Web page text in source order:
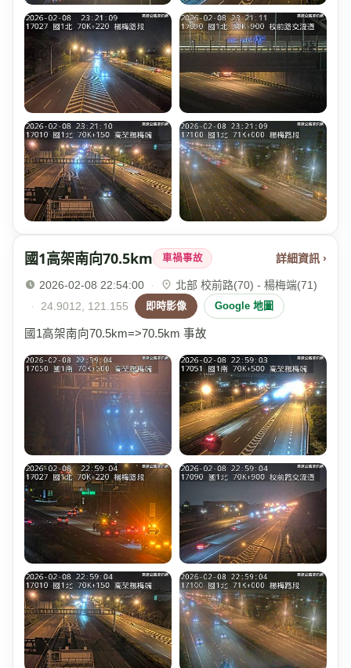
國1高架南向70.5km 車禍事故 詳細資訊 ›
2026-02-08 22:54:00 ·
北部 校前路(70) - 楊梅端(71)
·
24.9012, 121.155 即時影像 Google 地圖
國1高架南向70.5km=>70.5km 事故